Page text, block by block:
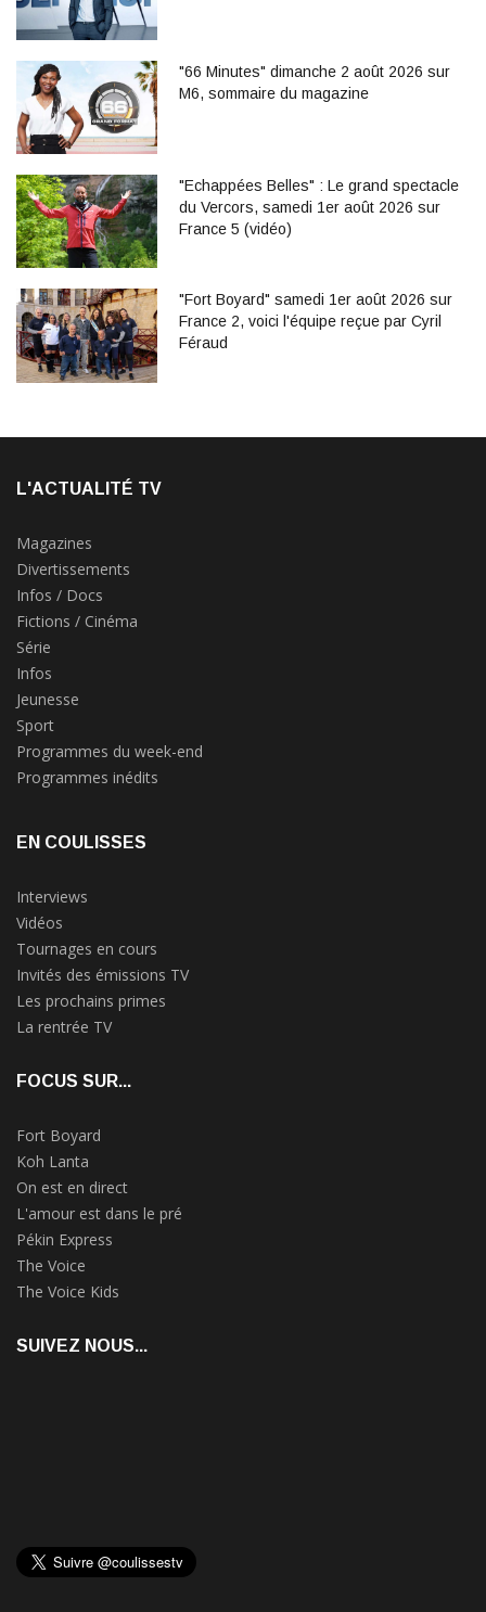
"66 Minutes" dimanche 2 août 2026 sur
M6, sommaire du magazine
"Echappées Belles" : Le grand spectacle
du Vercors, samedi 1er août 2026 sur
France 5 (vidéo)
"Fort Boyard" samedi 1er août 2026 sur
France 2, voici l'équipe reçue par Cyril
Féraud
L'ACTUALITÉ TV
Magazines
Divertissements
Infos / Docs
Fictions / Cinéma
Série
Infos
Jeunesse
Sport
Programmes du week-end
Programmes inédits
EN COULISSES
Interviews
Vidéos
Tournages en cours
Invités des émissions TV
Les prochains primes
La rentrée TV
FOCUS SUR...
Fort Boyard
Koh Lanta
On est en direct
L'amour est dans le pré
Pékin Express
The Voice
The Voice Kids
SUIVEZ NOUS...